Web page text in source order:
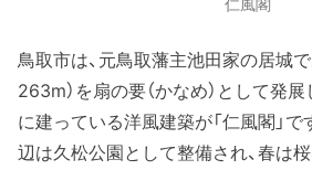
鳥取市は、元鳥取藩主池田家の居城
263m）を扇の要（かなめ）として発
に建っている洋風建築が「仁風閣」で
辺は久松公園として整備され、春は